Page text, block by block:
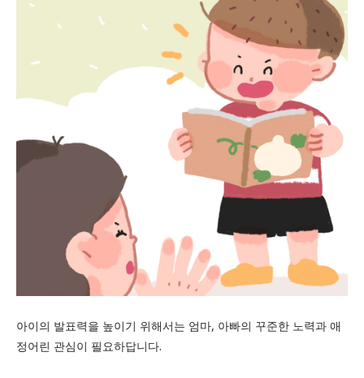
아이의 발표력을 높이기 위해서는 엄마, 아빠의 꾸준한 노력과 애
정어린 관심이 필요하답니다.